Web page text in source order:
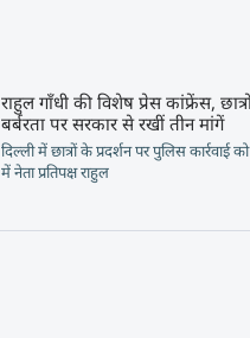
राहुल गाँधी की विशेष प्रेस कांफ्रेंस,
बर्बरता पर सरकार से रखीं तीन मांगें
दिल्ली में छात्रों के प्रदर्शन पर पुलिस
में नेता प्रतिपक्ष राहुल